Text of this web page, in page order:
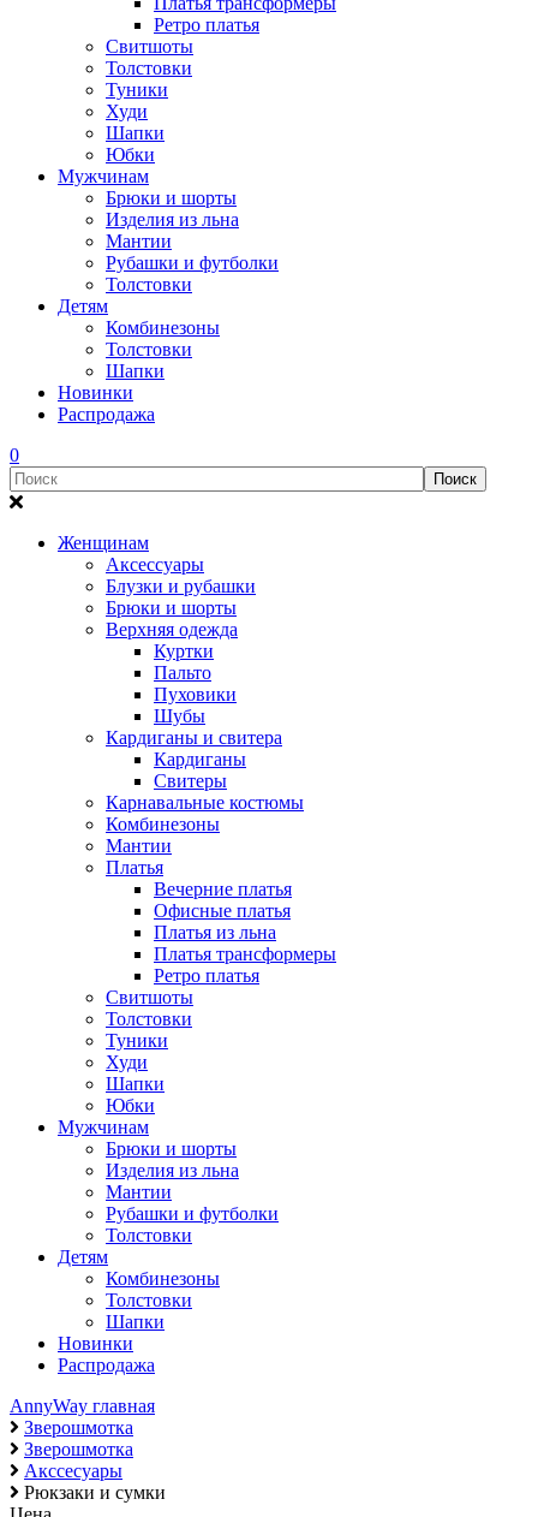
Ретро платья
Свитшоты
Толстовки
Туники
Худи
Шапки
Юбки
Мужчинам
Брюки и шорты
Изделия из льна
Мантии
Рубашки и футболки
Толстовки
Детям
Комбинезоны
Толстовки
Шапки
Новинки
Распродажа
0
Женщинам
Аксессуары
Блузки и рубашки
Брюки и шорты
Верхняя одежда
Куртки
Пальто
Пуховики
Шубы
Кардиганы и свитера
Кардиганы
Свитеры
Карнавальные костюмы
Комбинезоны
Мантии
Платья
Вечерние платья
Офисные платья
Платья из льна
Платья трансформеры
Ретро платья
Свитшоты
Толстовки
Туники
Худи
Шапки
Юбки
Мужчинам
Брюки и шорты
Изделия из льна
Мантии
Рубашки и футболки
Толстовки
Детям
Комбинезоны
Толстовки
Шапки
Новинки
Распродажа
AnnyWay главная
Зверошмотка
Зверошмотка
Акссесуары
Рюкзаки и сумки